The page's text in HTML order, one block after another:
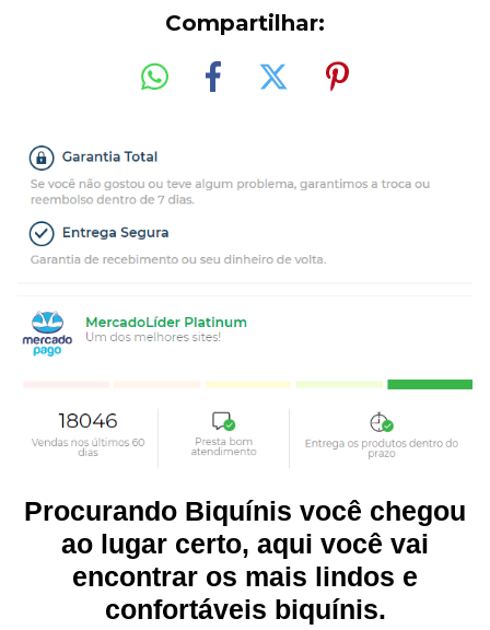
Compartilhar:
Procurando Biquínis você chegou
ao lugar certo, aqui você vai
encontrar os mais lindos e
confortáveis biquínis.